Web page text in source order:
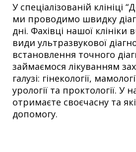
У спеціалізованій клініці
ми проводимо швидку
дні. Фахівці нашої клініки
види ультразвукової
встановлення точного
займаємося лікуванням
галузі: гінекології,
урології та проктології. У
отримаєте своєчасну та
допомогу.